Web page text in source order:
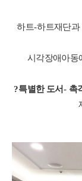
하트-하트재단과
시각장애아동
?특별한 도서- 촉